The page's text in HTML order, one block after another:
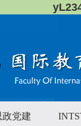
政党建